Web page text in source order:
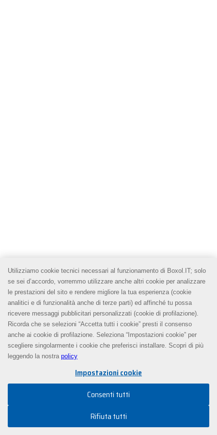
Utilizziamo cookie tecnici necessari al funzionamento di Boxol.IT; solo
se sei d’accordo, vorremmo utilizzare anche altri cookie per analizzare
le prestazioni del sito e rendere migliore la tua esperienza (cookie
analitici e di funzionalità anche di terze parti) ed affinché tu possa
ricevere messaggi pubblicitari personalizzati (cookie di profilazione).
Ricorda che se selezioni “Accetta tutti i cookie” presti il consenso
anche ai cookie di profilazione. Seleziona “Impostazioni cookie” per
scegliere singolarmente i cookie che preferisci installare. Scopri di più
leggendo la nostra policy
Impostazioni cookie
Consenti tutti
Rifiuta tutti